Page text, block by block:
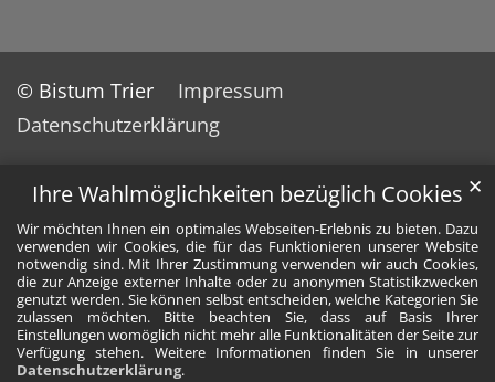
Ihre Wahlmöglichkeiten bezüglich Cookies
Wir möchten Ihnen ein optimales Webseiten-Erlebnis zu bieten. Dazu
verwenden wir Cookies, die für das Funktionieren unserer Website
notwendig sind. Mit Ihrer Zustimmung verwenden wir auch Cookies,
die zur Anzeige externer Inhalte oder zu anonymen Statistikzwecken
genutzt werden. Sie können selbst entscheiden, welche Kategorien Sie
zulassen möchten. Bitte beachten Sie, dass auf Basis Ihrer
Einstellungen womöglich nicht mehr alle Funktionalitäten der Seite zur
Verfügung stehen. Weitere Informationen finden Sie in unserer
Datenschutzerklärung.
✕
© Bistum Trier
Impressum
Datenschutzerklärung